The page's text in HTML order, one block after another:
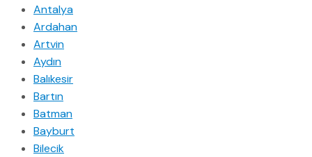
Antalya
Ardahan
Artvin
Aydın
Balıkesir
Bartın
Batman
Bayburt
Bilecik